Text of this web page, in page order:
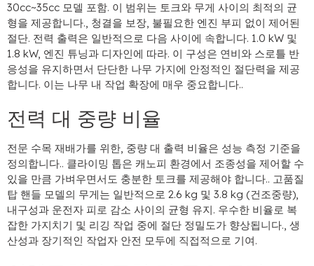
30cc~35cc 모델 포함. 이 범위는 토크와 무게 사이의 최적의 균
형을 제공합니다., 청결을 보장, 불필요한 엔진 부피 없이 제어된
절단. 전력 출력은 일반적으로 다음 사이에 속합니다. 1.0 kW 및
1.8 kW, 엔진 튜닝과 디자인에 따라. 이 구성은 연비와 스로틀 반
응성을 유지하면서 단단한 나무 가지에 안정적인 절단력을 제공
합니다. 이는 나무 내 작업 확장에 매우 중요합니다..
전력 대 중량 비율
전문 수목 재배가를 위한, 중량 대 출력 비율은 성능 측정 기준을
정의합니다.. 클라이밍 톱은 캐노피 환경에서 조종성을 제어할 수
있을 만큼 가벼우면서도 충분한 토크를 제공해야 합니다.. 고품질
탑 핸들 모델의 무게는 일반적으로 2.6 kg 및 3.8 kg (건조중량),
내구성과 운전자 피로 감소 사이의 균형 유지. 우수한 비율로 복
잡한 가지치기 및 리깅 작업 중에 절단 정밀도가 향상됩니다., 생
산성과 장기적인 작업자 안전 모두에 직접적으로 기여.